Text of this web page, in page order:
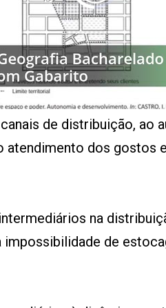
de distribuição, ao
atendimento dos gostos
na
impossibilidade de